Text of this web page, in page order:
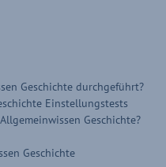
Geschichte durchgeführt?
Einstellungstests
Geschichte?
Geschichte